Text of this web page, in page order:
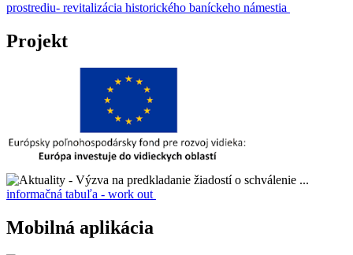
prostrediu- revitalizácia historického baníckeho námestia
Projekt
informačná tabuľa - work out
Mobilná aplikácia